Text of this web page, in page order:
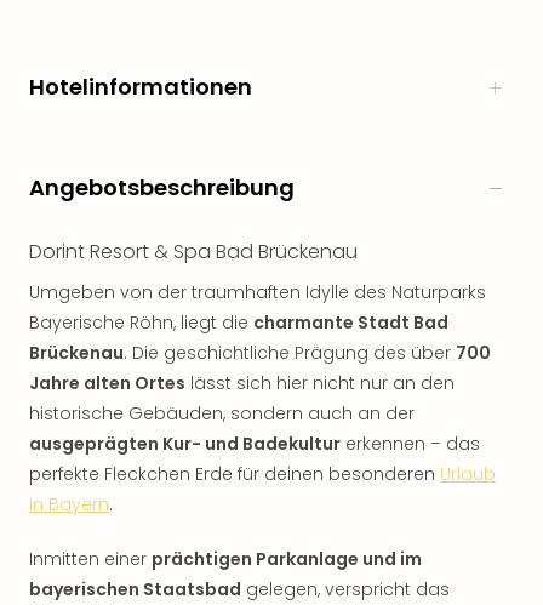
Hotelinformationen
Angebotsbeschreibung
Dorint Resort & Spa Bad Brückenau
Umgeben von der traumhaften Idylle des Naturparks
Bayerische Röhn, liegt die charmante Stadt Bad
Brückenau. Die geschichtliche Prägung des über 700
Jahre alten Ortes lässt sich hier nicht nur an den
historische Gebäuden, sondern auch an der
ausgeprägten Kur- und Badekultur erkennen – das
perfekte Fleckchen Erde für deinen besonderen Urlaub
in Bayern.
Inmitten einer prächtigen Parkanlage und im
bayerischen Staatsbad gelegen, verspricht das